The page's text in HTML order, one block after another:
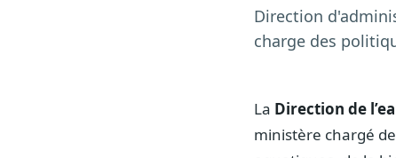
Direction
charge des
La Direction de
ministère chargé